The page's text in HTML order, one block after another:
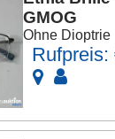
GMOG
Ohne Dioptrie
Rufpreis: